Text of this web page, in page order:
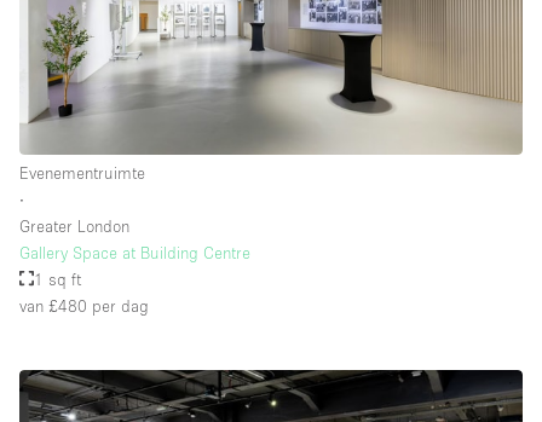
Evenementruimte
∙
Greater London
Gallery Space at Building Centre
1 sq ft
van £480 per dag